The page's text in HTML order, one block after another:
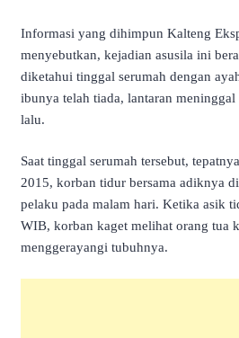
Informasi yang dihimpun Kalteng
menyebutkan, kejadian asusila ini
diketahui tinggal serumah dengan
ibunya telah tiada, lantaran
lalu.
Saat tinggal serumah tersebut,
2015, korban tidur bersama adiknya
pelaku pada malam hari. Ketika asik
WIB, korban kaget melihat orang tua
menggerayangi tubuhnya.